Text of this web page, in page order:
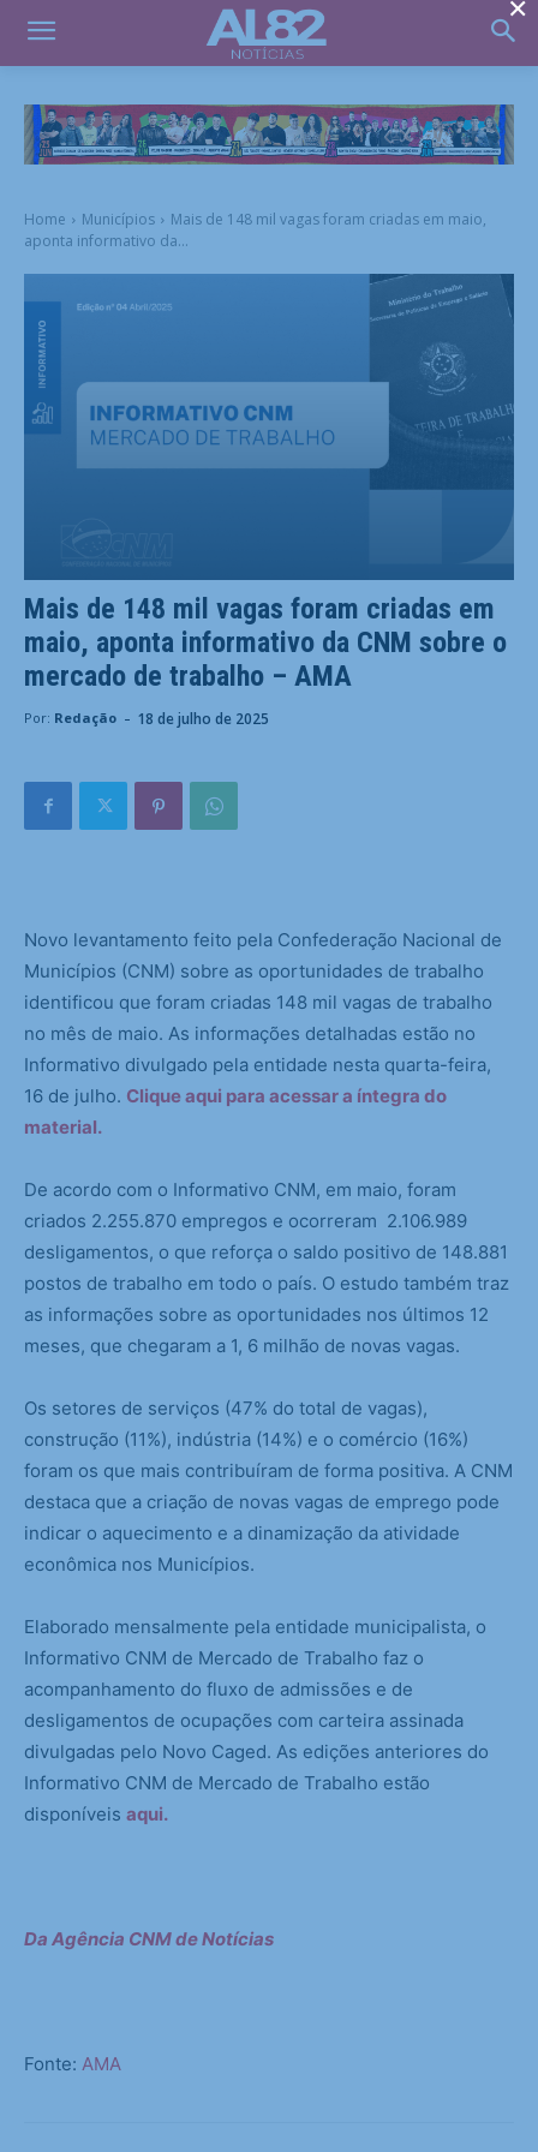
Home Municípios
Mais de 148 mil vagas foram criadas em maio,
aponta informativo da...
Mais de 148 mil vagas foram criadas em
maio, aponta informativo da CNM sobre o
mercado de trabalho – AMA
Por: Redação - 18 de julho de 2025
Novo levantamento feito pela Confederação Nacional de
Municípios (CNM) sobre as oportunidades de trabalho
identificou que foram criadas 148 mil vagas de trabalho
no mês de maio. As informações detalhadas estão no
Informativo divulgado pela entidade nesta quarta-feira,
16 de julho. Clique aqui para acessar a íntegra do
material.
De acordo com o Informativo CNM, em maio, foram
criados 2.255.870 empregos e ocorreram 2.106.989
desligamentos, o que reforça o saldo positivo de 148.881
postos de trabalho em todo o país. O estudo também traz
as informações sobre as oportunidades nos últimos 12
meses, que chegaram a 1, 6 milhão de novas vagas.
Os setores de serviços (47% do total de vagas),
construção (11%), indústria (14%) e o comércio (16%)
foram os que mais contribuíram de forma positiva. A CNM
destaca que a criação de novas vagas de emprego pode
indicar o aquecimento e a dinamização da atividade
econômica nos Municípios.
Elaborado mensalmente pela entidade municipalista, o
Informativo CNM de Mercado de Trabalho faz o
acompanhamento do fluxo de admissões e de
desligamentos de ocupações com carteira assinada
divulgadas pelo Novo Caged. As edições anteriores do
Informativo CNM de Mercado de Trabalho estão
disponíveis aqui.
Da Agência CNM de Notícias
Fonte: AMA